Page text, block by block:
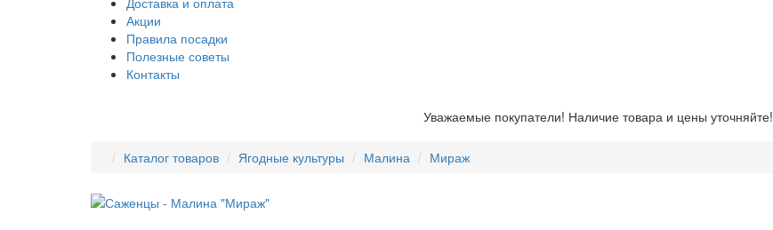
Акции
Правила посадки
Полезные советы
Контакты
Уважаемые покупатели! Наличие товара и цены уточняйте!
Каталог товаров Ягодные культуры Малина Мираж